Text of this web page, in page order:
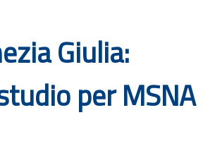
Giulia:
per MSNA